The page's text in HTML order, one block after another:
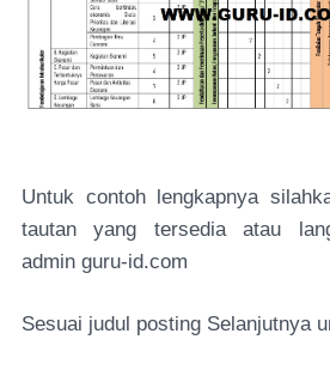
Untuk contoh lengkapnya
tautan yang tersedia atau
admin guru-id.com
Sesuai judul posting Selanjutnya